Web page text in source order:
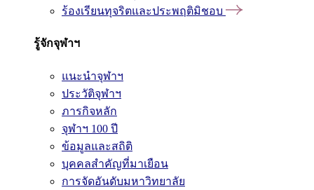
ร้องเรียนทุจริตและประพฤติมิชอบ
รู้จักจุฬาฯ
แนะนำจุฬาฯ
ประวัติจุฬาฯ
ภารกิจหลัก
จุฬาฯ 100 ปี
ข้อมูลและสถิติ
บุคคลสำคัญที่มาเยือน
การจัดอันดับมหาวิทยาลัย